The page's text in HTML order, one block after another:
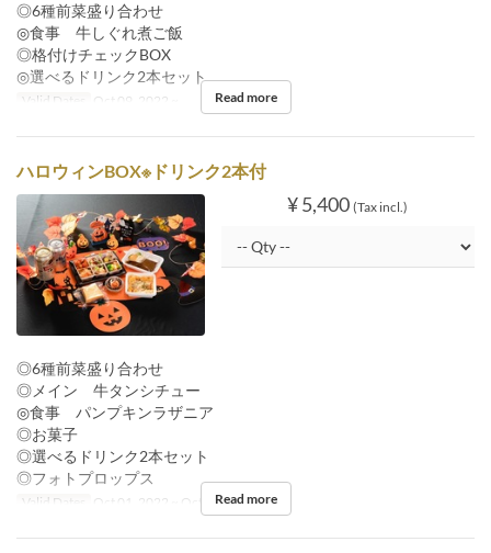
◎6種前菜盛り合わせ
◎食事 牛しぐれ煮ご飯
◎格付けチェックBOX
◎選べるドリンク2本セット
Valid Dates Oct 09, 2022 ~ Read more
ハロウィンBOX※ドリンク2本付
¥ 5,400 (Tax incl.)
◎6種前菜盛り合わせ
◎メイン 牛タンシチュー
◎食事 パンプキンラザニア
◎お菓子
◎選べるドリンク2本セット
◎フォトプロップス
Valid Dates Oct 01, 2022 ~ Oct 31, 2022
Read more